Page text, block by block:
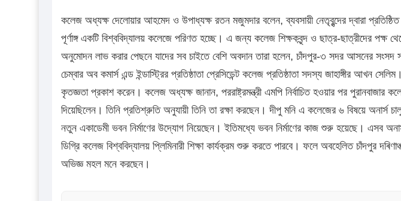
কলেজ অধ্যক্ষ দেলোয়ার আহমেদ ও উপাধ্যক্ষ রতন মজুমদার বলেন, ব্যবসায়ী নেতৃবৃন্দের দ্বারা প্রতিষ্ঠিত
পূর্ণাঙ্গ একটি বিশ্ববিদ্যালয় কলেজে পরিণত হচ্ছে। এ জন্য কলেজ শিক্ষকবৃন্দ ও ছাত্র-ছাত্রীদের পক্ষ
অনুমোদন লাভ করার পেছনে যাদের সব চাইতে বেশি অবদান তারা হলেন, চাঁদপুর-৩ সদর আসনের সংসদ
চেম্বার অব কমার্স এন্ড ইন্ডাস্ট্রির প্রতিষ্ঠাতা প্রেসিডেন্ট কলেজ প্রতিষ্ঠাতা সদস্য জাহাঙ্গীর আখন
কৃতজ্ঞতা প্রকাশ করেন। কলেজ অধ্যক্ষ জানান, পররাষ্ট্রমন্ত্রী এমপি নির্বাচিত হওয়ার পর পুরানবাজার
দিয়েছিলেন। তিনি প্রতিশ্রুতি অনুযায়ী তিনি তা রক্ষা করছেন। দীপু মনি এ কলেজের ৬ বিষয়ে অনার্স
নতুন একাডেমী ভবন নির্মাণের উদ্যোগ নিয়েছেন। ইতিমধ্যে ভবন নির্মাণের কাজ শুরু হয়েছে। এসব
ডিগ্রি কলেজ বিশ্ববিদ্যালয় প্লিমিনারী শিক্ষা কার্যক্রম শুরু করতে পারবে। ফলে অবহেলিত চাঁদপুর
অভিজ্ঞ মহল মনে করছেন।